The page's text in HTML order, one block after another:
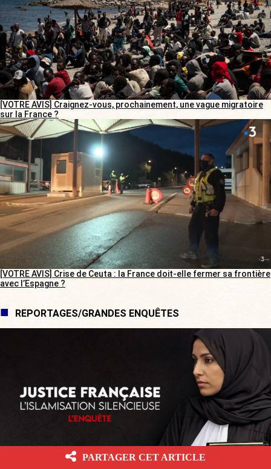
[VOTRE AVIS] Craignez-vous, prochainement, une vague migratoire
sur la France ?
[VOTRE AVIS] Crise de Ceuta : la France doit-elle fermer sa frontière
avec l’Espagne ?
REPORTAGES/GRANDES ENQUÊTES
PARTAGER CET ARTICLE